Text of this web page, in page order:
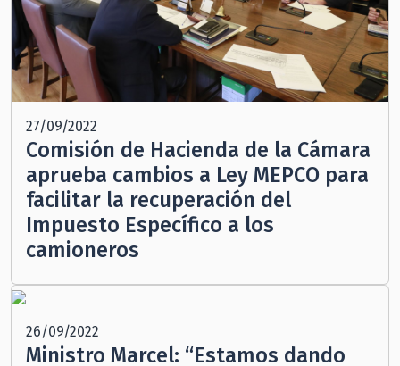
27/09/2022
Comisión de Hacienda de la Cámara
aprueba cambios a Ley MEPCO para
facilitar la recuperación del
Impuesto Específico a los
camioneros
26/09/2022
Ministro Marcel: “Estamos dando